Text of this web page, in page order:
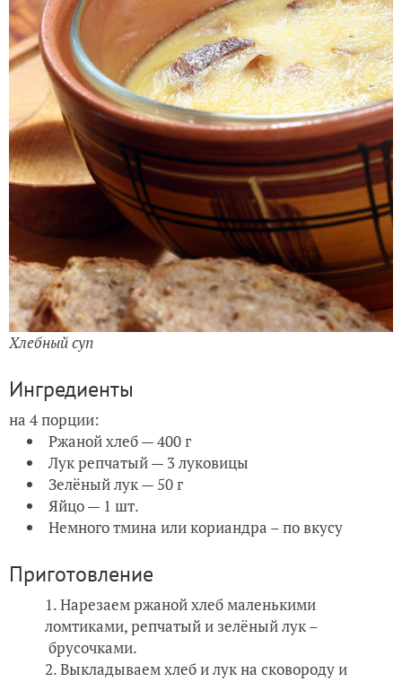
Хлебный суп
Ингредиенты
на 4 порции:
Ржаной хлеб — 400 г
Лук репчатый — 3 луковицы
Зелёный лук — 50 г
Яйцо — 1 шт.
Немного тмина или кориандра – по вкусу
Приготовление
Нарезаем ржаной хлеб маленькими
ломтиками, репчатый и зелёный лук –
брусочками.
Выкладываем хлеб и лук на сковороду и